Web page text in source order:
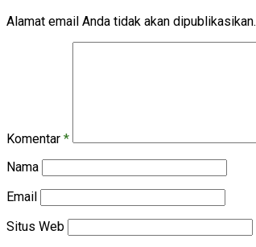
Alamat email Anda tidak akan dipublikasikan.
Komentar *
Nama
Email
Situs Web